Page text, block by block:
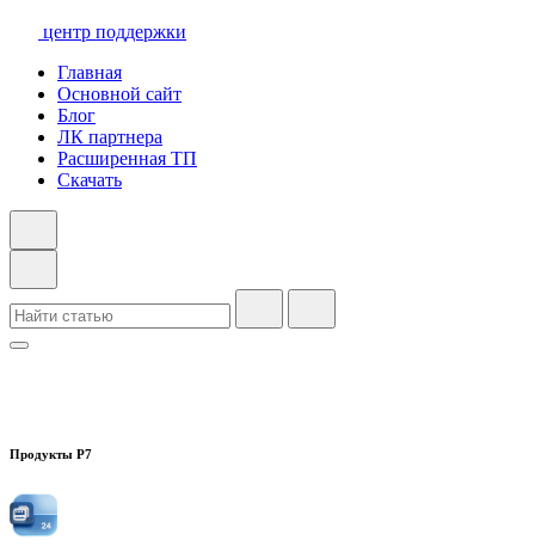
центр поддержки
Главная
Основной сайт
Блог
ЛК партнера
Расширенная ТП
Скачать
Продукты Р7